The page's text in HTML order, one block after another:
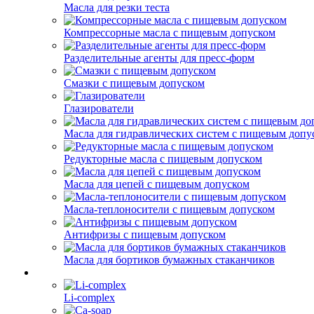
Масла для резки теста
Компрессорные масла с пищевым допуском
Разделительные агенты для пресс-форм
Смазки с пищевым допуском
Глазирователи
Масла для гидравлических систем с пищевым
Редукторные масла с пищевым допуском
Масла для цепей с пищевым допуском
Масла-теплоносители с пищевым допуском
Антифризы с пищевым допуском
Масла для бортиков бумажных стаканчиков
Li-complex